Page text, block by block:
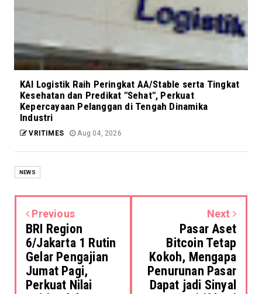
KAI Logistik Raih Peringkat AA/Stable serta Tingkat
Kesehatan dan Predikat "Sehat", Perkuat
Kepercayaan Pelanggan di Tengah Dinamika
Industri
VRITIMES Aug 04, 2026
NEWS
Previous
BRI Region
6/Jakarta 1 Rutin
Gelar Pengajian
Jumat Pagi,
Perkuat Nilai
Next
Pasar Aset
Bitcoin Tetap
Kokoh, Mengapa
Penurunan Pasar
Dapat jadi Sinyal